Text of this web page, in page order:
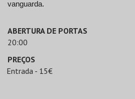
vanguarda.
ABERTURA DE PORTAS
20:00
PREÇOS
Entrada - 15€